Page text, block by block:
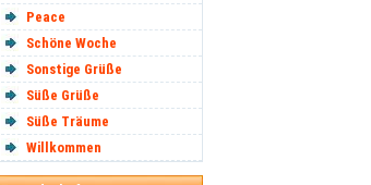
Peace
Schöne Woche
Sonstige Grüße
Süße Grüße
Süße Träume
Willkommen